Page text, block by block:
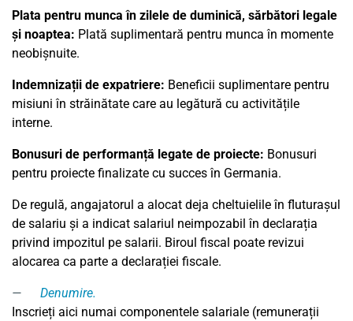
Plata pentru munca în zilele de duminică, sărbători legale
și noaptea: Plată suplimentară pentru munca în momente
neobișnuite.
Indemnizații de expatriere: Beneficii suplimentare pentru
misiuni în străinătate care au legătură cu activitățile
interne.
Bonusuri de performanță legate de proiecte: Bonusuri
pentru proiecte finalizate cu succes în Germania.
De regulă, angajatorul a alocat deja cheltuielile în fluturașul
de salariu și a indicat salariul neimpozabil în declarația
privind impozitul pe salarii. Biroul fiscal poate revizui
alocarea ca parte a declarației fiscale.
Denumire.
Inscrieți aici numai componentele salariale (remunerații